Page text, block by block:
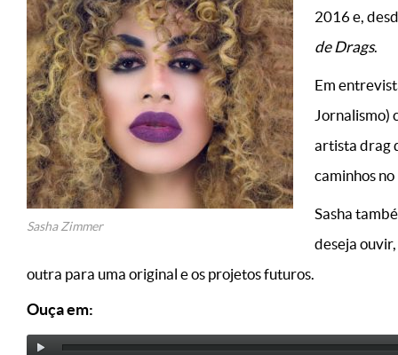
Sasha Zimmer
2016 e,
de Drags.
Em
Jornalismo)
artista drag
caminhos
Sasha
deseja
outra para uma original e os projetos futuros.
Ouça em: